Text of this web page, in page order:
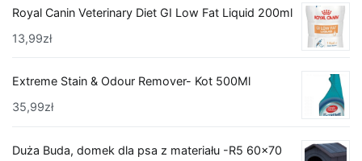
Royal Canin Veterinary Diet GI Low Fat Liquid 200ml
13,99zł
Extreme Stain & Odour Remover- Kot 500Ml
35,99zł
Duża Buda, domek dla psa z materiału -R5 60x70